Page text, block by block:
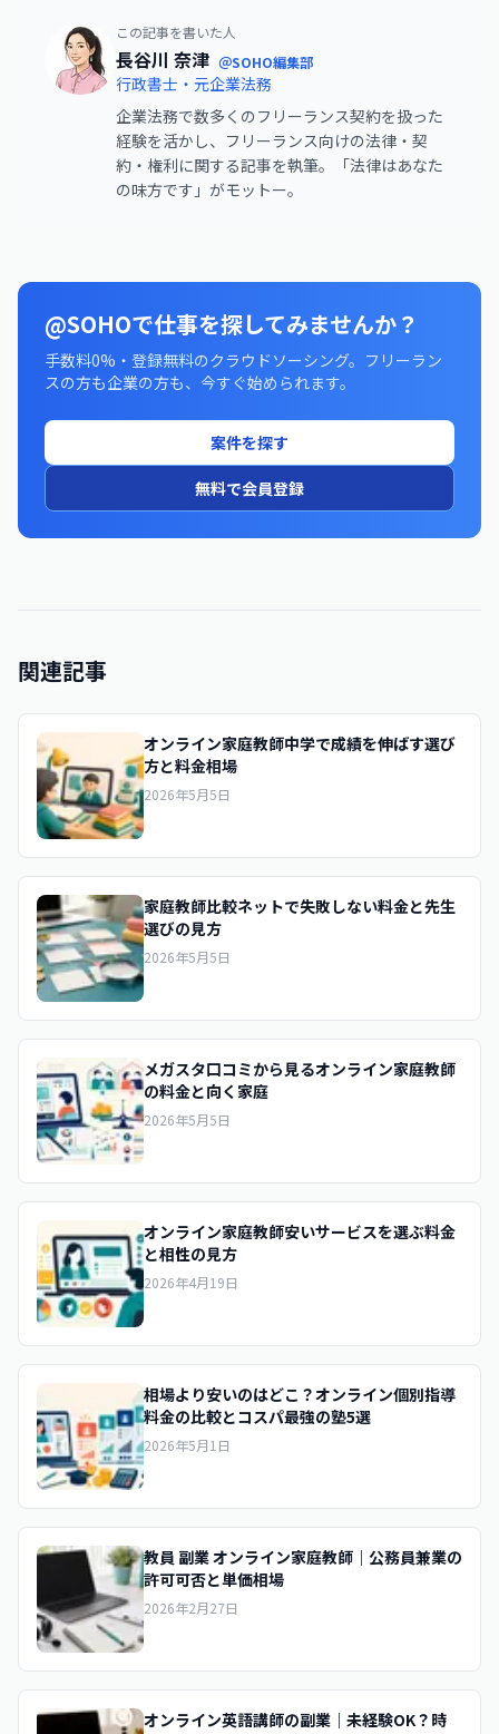
この記事を書いた人
長谷川 奈津 ＠SOHO編集部
行政書士・元企業法務
企業法務で数多くのフリーランス契約を扱った
経験を活かし、フリーランス向けの法律・契
約・権利に関する記事を執筆。「法律はあなた
の味方です」がモットー。
@SOHOで仕事を探してみませんか？
手数料0%・登録無料のクラウドソーシング。フリーラン
スの方も企業の方も、今すぐ始められます。
案件を探す
無料で会員登録
関連記事
オンライン家庭教師中学で成績を伸ばす選び
方と料金相場
2026年5月5日
家庭教師比較ネットで失敗しない料金と先生
選びの見方
2026年5月5日
メガスタ口コミから見るオンライン家庭教師
の料金と向く家庭
2026年5月5日
オンライン家庭教師安いサービスを選ぶ料金
と相性の見方
2026年4月19日
相場より安いのはどこ？オンライン個別指導
料金の比較とコスパ最強の塾5選
2026年5月1日
教員 副業 オンライン家庭教師｜公務員兼業の
許可可否と単価相場
2026年2月27日
オンライン英語講師の副業｜未経験OK？時